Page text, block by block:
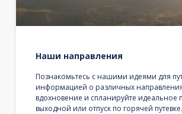
Наши направления
Познакомьтесь с нашими идеями для
информацией о различных
вдохновение и спланируйте идеальное
выходной или отпуск по горячей путевке.